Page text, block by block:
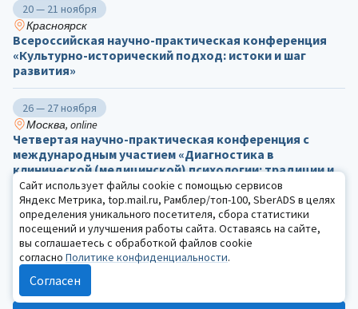
20 — 21 ноября
Красноярск
Всероссийская научно-практическая конференция
«Культурно-исторический подход: истоки и шаг
развития»
26 — 27 ноября
Москва, online
Четвертая научно-практическая конференция с
международным участием «Диагностика в
клинической (медицинской) психологии: традиции и
перспективы. К 115-летию Сусанны Яковлевны
Рубинштейн»
10 декабря
Москва, online
Международная конференция «Леонтьевские
чтения»
Сайт использует файлы cookie с помощью сервисов
Яндекс Метрика, top.mail.ru, Рамблер/топ-100, SberADS в целях
определения уникального посетителя, сбора статистики
посещений и улучшения работы сайта. Оставаясь на сайте,
вы соглашаетесь с обработкой файлов cookie
согласно Политике конфиденциальности.
Согласен